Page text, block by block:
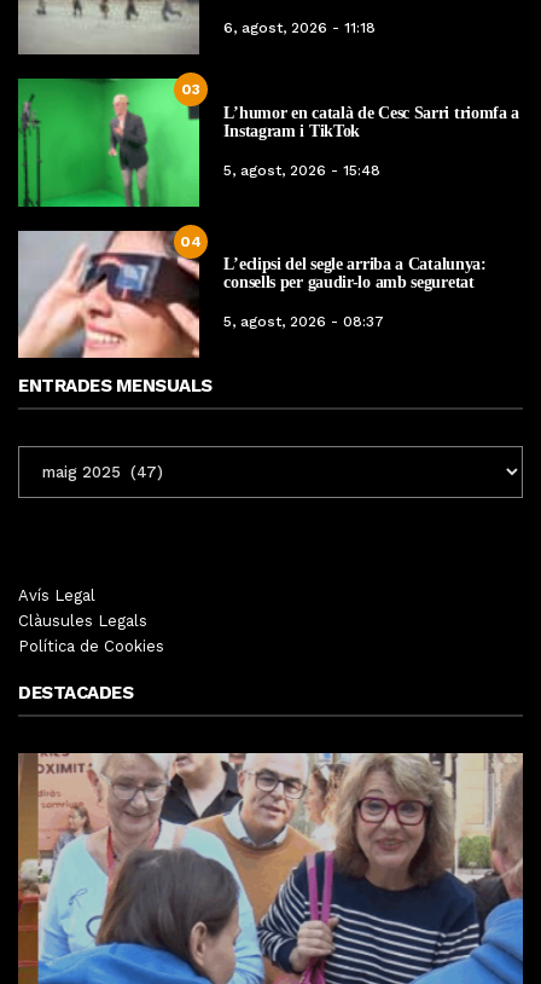
6, agost, 2026 - 11:18
03
L’humor en català de Cesc Sarri triomfa a
Instagram i TikTok
5, agost, 2026 - 15:48
04
L’eclipsi del segle arriba a Catalunya:
consells per gaudir-lo amb seguretat
5, agost, 2026 - 08:37
ENTRADES MENSUALS
MENSUALS
Avís Legal
Clàusules Legals
Política de Cookies
DESTACADES